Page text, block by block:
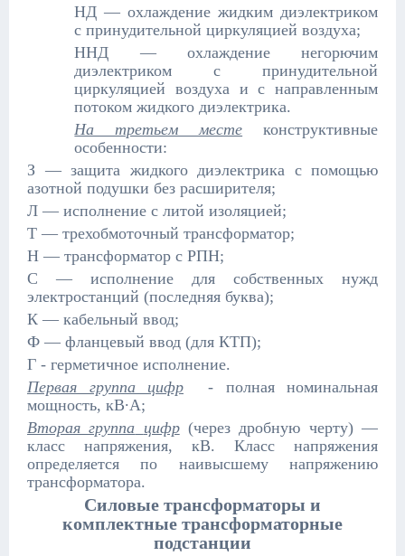
НД — охлаждение жидким диэлектриком
с принудительной циркуляцией воздуха;
ННД — охлаждение негорючим
диэлектриком с принудительной
циркуляцией воздуха и с направленным
потоком жидкого диэлектрика.
На третьем месте конструктивные
особенности:
З — защита жидкого диэлектрика с помощью
азотной подушки без расширителя;
Л — исполнение с литой изоляцией;
Т — трехобмоточный трансформатор;
Н — трансформатор с РПН;
С — исполнение для собственных нужд
электростанций (последняя буква);
К — кабельный ввод;
Ф — фланцевый ввод (для КТП);
Г - герметичное исполнение.
Первая группа цифр
- полная номинальная
мощность, кВ∙А;
Вторая группа цифр (через дробную черту) —
класс напряжения, кВ. Класс напряжения
определяется по наивысшему напряжению
трансформатора.
Силовые трансформаторы и
комплектные трансформаторные
подстанции